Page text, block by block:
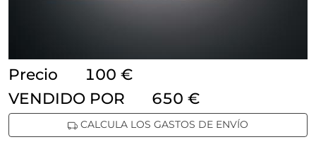
Precio
100 €
VENDIDO POR
650 €
CALCULA LOS GASTOS DE ENVÍO